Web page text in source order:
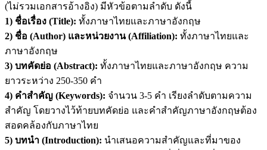
(ไม่รวมเอกสารอ้างอิง) มีหัวข้อตามลำดับ ดังนี้
1) ชื่อเรื่อง (Title): ทั้งภาษาไทยและภาษาอังกฤษ
2) ชื่อ (Author) และหน่วยงาน (Affiliation): ทั้งภาษาไทยและ
ภาษาอังกฤษ
3) บทคัดย่อ (Abstract): ทั้งภาษาไทยและภาษาอังกฤษ ความ
ยาวระหว่าง 250-350 คำ
4) คำสำคัญ (Keywords): จำนวน 3-5 คำ เรียงลำดับตามความ
สำคัญ โดยวางไว้ท้ายบทคัดย่อ และคำสำคัญภาษาอังกฤษต้อง
สอดคล้องกับภาษาไทย
5) บทนำ (Introduction): นำเสนอความสำคัญและที่มาของ